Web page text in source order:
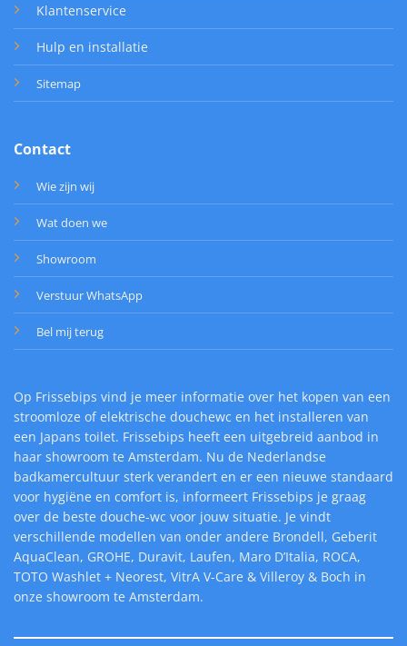
Klantenservice
Hulp en installatie
Sitemap
Contact
Wie zijn wij
Wat doen we
Showroom
Verstuur WhatsApp
Bel mij terug
Op Frissebips vind je meer informatie over het kopen van een
stroomloze of elektrische douchewc en het installeren van
een Japans toilet. Frissebips heeft een uitgebreid aanbod in
haar showroom te Amsterdam. Nu de Nederlandse
badkamercultuur sterk verandert en er een nieuwe standaard
voor hygiëne en comfort is, informeert Frissebips je graag
over de beste douche-wc voor jouw situatie. Je vindt
verschillende modellen van onder andere Brondell, Geberit
AquaClean, GROHE, Duravit, Laufen, Maro D’Italia, ROCA,
TOTO Washlet + Neorest, VitrA V-Care & Villeroy & Boch in
onze showroom te Amsterdam.